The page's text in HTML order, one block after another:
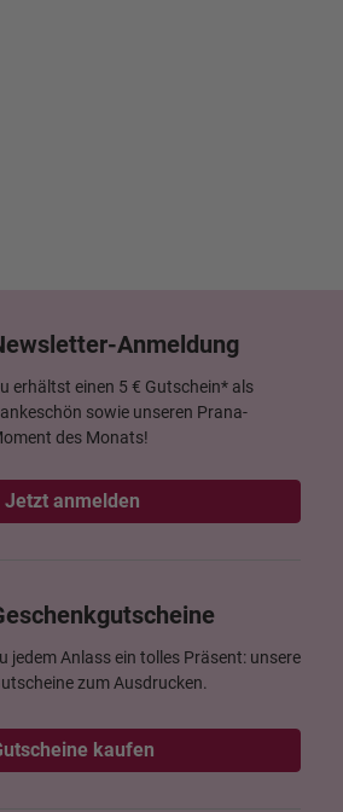
Anmeldung
erhältst einen 5 € Gutschein* als
sowie unseren Prana-
des Monats!
Jetzt anmelden
jedem Anlass ein tolles Präsent: unsere
zum Ausdrucken.
kaufen